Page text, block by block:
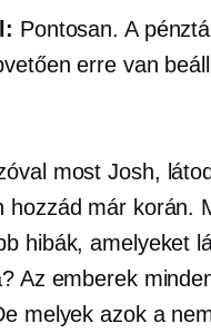
Pontosan. A
erre van
most Josh,
hozzád már korán.
hibák, amelyeket
Az emberek
melyek azok a